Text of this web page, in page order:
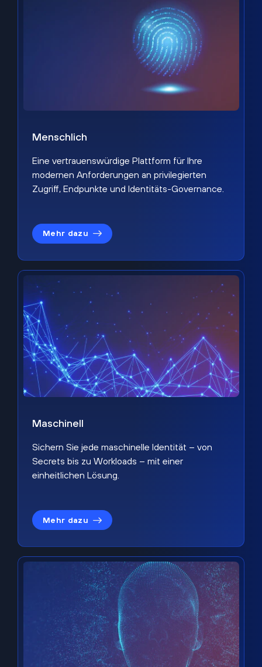
Menschlich
Eine vertrauenswürdige Plattform für Ihre
modernen Anforderungen an privilegierten
Zugriff, Endpunkte und Identitäts-Governance.
Mehr dazu
Maschinell
Sichern Sie jede maschinelle Identität – von
Secrets bis zu Workloads – mit einer
einheitlichen Lösung.
Mehr dazu